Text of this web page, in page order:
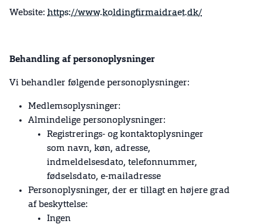
Website: https://www.koldingfirmaidraet.dk/
Behandling af personoplysninger
Vi behandler følgende personoplysninger:
Medlemsoplysninger:
Almindelige personoplysninger:
Registrerings- og kontaktoplysninger
som navn, køn, adresse,
indmeldelsesdato, telefonnummer,
fødselsdato, e-mailadresse
Personoplysninger, der er tillagt en højere grad
af beskyttelse:
Ingen